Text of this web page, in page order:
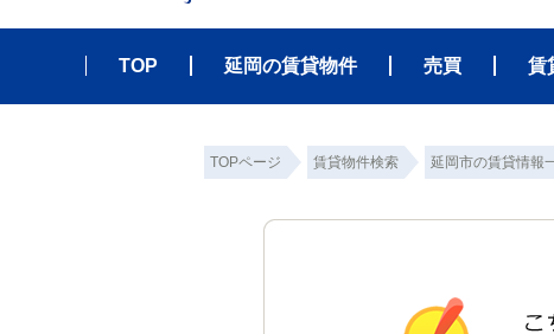
TOP 延岡の賃貸物件 売買 賃
TOPページ 賃貸物件検索 延岡市の賃貸情報